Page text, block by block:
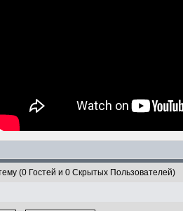
(0 Гостей и 0 Скрытых Пользователей)